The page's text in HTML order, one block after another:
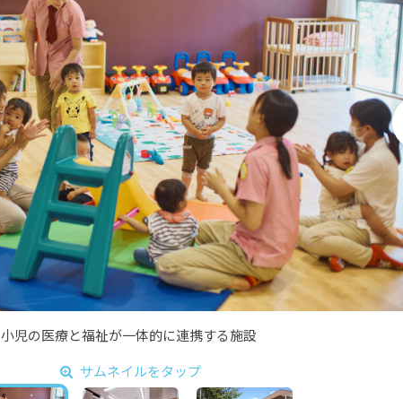
小児の医療と福祉が一体的に連携する施設
サムネイルをタップ